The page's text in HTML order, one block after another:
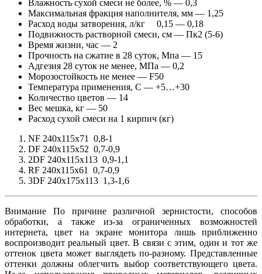
Влажность сухой смеси не более, % — 0,3
Максимальная фракция наполнителя, мм — 1,25
Расход воды затворения, л/кг 0,15 — 0,18
Подвижность растворной смеси, см — Пк2 (5-6)
Время жизни, час — 2
Прочность на сжатие в 28 суток, Мпа — 15
Адгезия 28 суток не менее, МПа — 0,2
Морозостойкость не менее — F50
Температура применения, С — +5…+30
Количество цветов — 14
Вес мешка, кг — 50
Расход сухой смеси на 1 кирпич (кг)
NF 240x115x71 0,8-1
DF 240x115x52 0,7-0,9
2DF 240x115x113 0,9-1,1
RF 240x115x61 0,7-0,9
3DF 240x175x113 1,3-1,6
Внимание По причине различной зернистости, способов
обработки, а также из-за ограниченных возможностей
интернета, цвет на экране монитора лишь приближенно
воспроизводит реальный цвет. В связи с этим, один и тот же
оттенок цвета может выглядеть по-разному. Представленные
оттенки должны облегчить выбор соответствующего цвета.